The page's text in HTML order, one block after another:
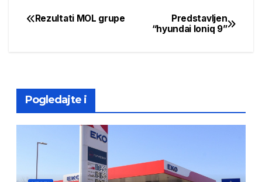
Post
Predstavljen
“hyundai Ioniq 9”
Rezultati MOL grupe
Pogledajte i